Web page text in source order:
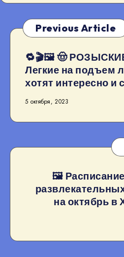
Previous Article
🔁🎬🖼 🤠
Легкие на подъем
хотят интересно
5 октября, 2023
🖼
на октябрь в